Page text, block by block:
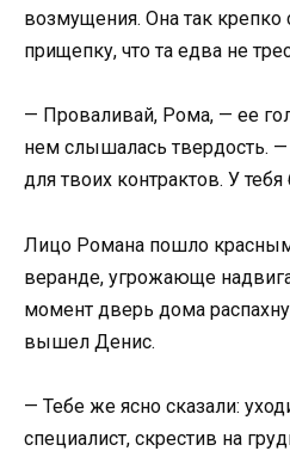
возмущения. Она так
прищепку, что та едва не
— Проваливай, Рома, — ее
нем слышалась твердость.
для твоих контрактов. У
Лицо Романа пошло
веранде, угрожающе
момент дверь дома
вышел Денис.
— Тебе же ясно сказали:
специалист, скрестив на